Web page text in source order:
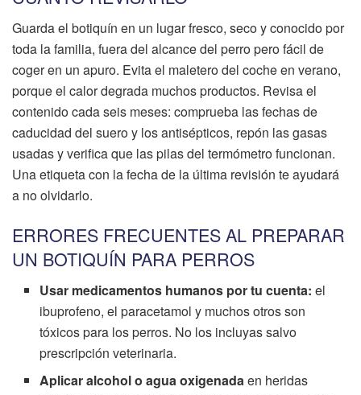
Guarda el botiquín en un lugar fresco, seco y conocido por
toda la familia, fuera del alcance del perro pero fácil de
coger en un apuro. Evita el maletero del coche en verano,
porque el calor degrada muchos productos. Revisa el
contenido cada seis meses: comprueba las fechas de
caducidad del suero y los antisépticos, repón las gasas
usadas y verifica que las pilas del termómetro funcionan.
Una etiqueta con la fecha de la última revisión te ayudará
a no olvidarlo.
ERRORES FRECUENTES AL PREPARAR
UN BOTIQUÍN PARA PERROS
Usar medicamentos humanos por tu cuenta: el
ibuprofeno, el paracetamol y muchos otros son
tóxicos para los perros. No los incluyas salvo
prescripción veterinaria.
Aplicar alcohol o agua oxigenadaen heridas